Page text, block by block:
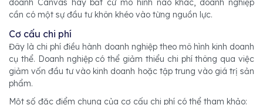
doanh Canvas hay bất cứ mô hình nào khác, doanh nghiệp
cần có một sự đầu tư khôn khéo vào từng nguồn lực.
Cơ cấu chi phí
Đây là chi phí điều hành doanh nghiệp theo mô hình kinh doanh
cụ thể. Doanh nghiệp có thể giảm thiểu chi phí thông qua việc
giảm vốn đầu tư vào kinh doanh hoặc tập trung vào giá trị sản
phẩm.
Một số đặc điểm chung của cơ cấu chi phí có thể tham khảo: